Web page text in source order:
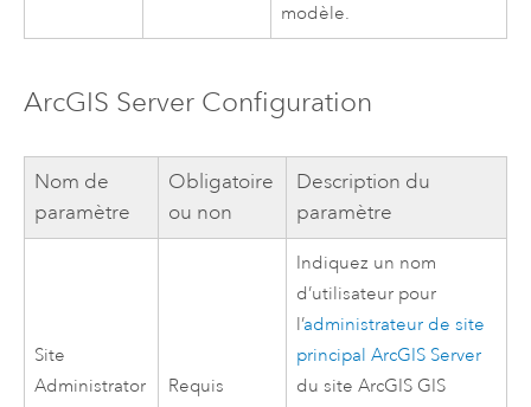
modèle.
ArcGIS ServerConfiguration
Nom de
paramètre
Obligatoire
ou non
Description du
paramètre
Site
Administrator
Requis
Indiquez un nom
d’utilisateur pour
l’administrateur de site
principalArcGIS Server
du siteArcGIS GIS